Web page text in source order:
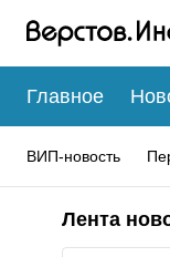
Главное
ВИП-новость
Лента